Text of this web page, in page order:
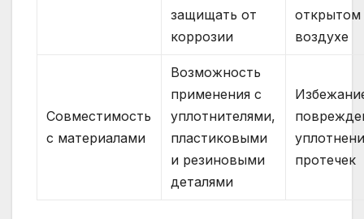
защищать от
коррозии
открытом
воздухе
Совместимость
с материалами
Возможность
применения с
уплотнителями,
пластиковыми
и резиновыми
деталями
протечек